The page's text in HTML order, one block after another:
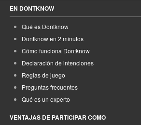
EN DONTKNOW
Qué es Dontknow
Dontknow en 2 minutos
Cómo funciona Dontknow
Declaración de intenciones
Reglas de juego
Preguntas frecuentes
Qué es un experto
VENTAJAS DE PARTICIPAR COMO